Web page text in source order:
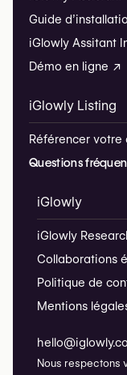
Guide
iGlowly Assitant
Démo en ligne ↗
iGlowly Listing
Référencer votre
Questions
iGlowly
iGlowly
Collaborations
Politique de
Mentions
Nous respectons